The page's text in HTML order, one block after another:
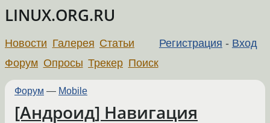
LINUX.ORG.RU
Регистрация - Вход
Новости Галерея Статьи
Форум Опросы Трекер Поиск
Форум — Mobile
[Андроид] Навигация